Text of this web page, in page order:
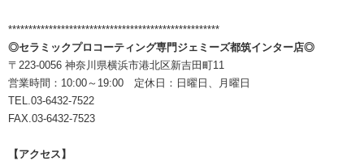
****************************************************
◎セラミックプロコーティング専門ジェミーズ都筑インター店◎
〒223-0056 神奈川県横浜市港北区新吉田町11
営業時間：10:00～19:00 定休日：日曜日、月曜日
TEL.03-6432-7522
FAX.03-6432-7523
【アクセス】